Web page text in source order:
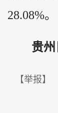
28.08%。
贵
【举报】